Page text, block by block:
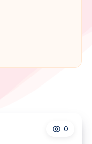
0